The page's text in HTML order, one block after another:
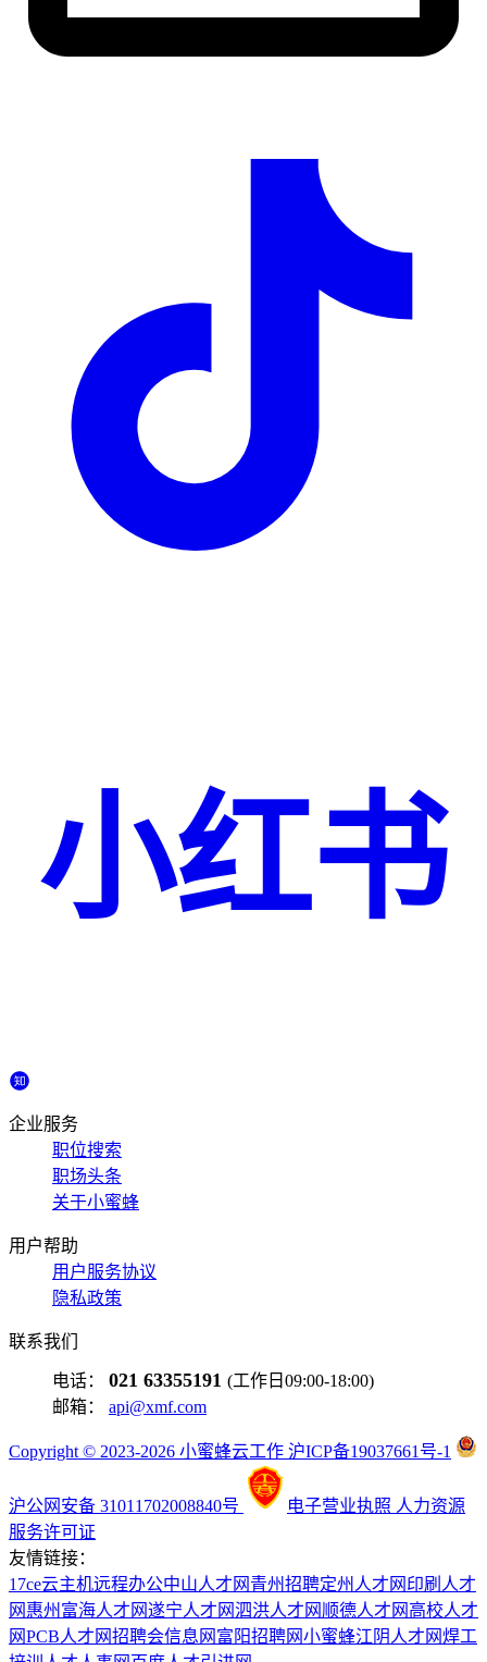
小红书
企业服务
职位搜索
职场头条
关于小蜜蜂
用户帮助
用户服务协议
隐私政策
联系我们
电话： 021 63355191 (工作日09:00-18:00)
邮箱： api@xmf.com
Copyright © 2023-2026 小蜜蜂云工作 沪ICP备19037661号-1
沪公网安备 31011702008840号 电子营业执照 人力资源
服务许可证
友情链接：
17ce云主机远程办公中山人才网 青州招聘定州人才网 印刷人才
网 惠州富海人才网遂宁人才网泗洪人才网 顺德人才网 高校人才
网PCB人才网招聘会信息网 富阳招聘网小蜜蜂江阴人才网焊工